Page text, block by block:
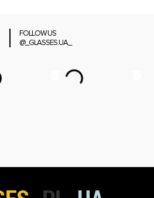
FOLLOW US
@_GLASSES.UA_